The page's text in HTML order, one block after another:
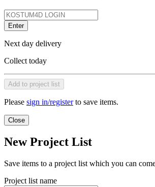
Enter
Next day delivery
Collect today
Add to project list
Please sign in/registerto save items.
Close
New Project List
Save items to a project list which you can
Project list name